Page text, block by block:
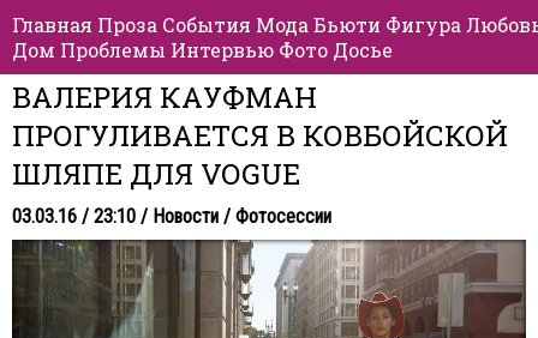
Главная Проза События Мода Бьюти Фигура
Дом Проблемы Интервью Фото Досье
ВАЛЕРИЯ КАУФМАН
ПРОГУЛИВАЕТСЯ В КОВБОЙСКОЙ
ШЛЯПЕ ДЛЯ VOGUE
03.03.16 / 23:10 / Новости / Фотосессии